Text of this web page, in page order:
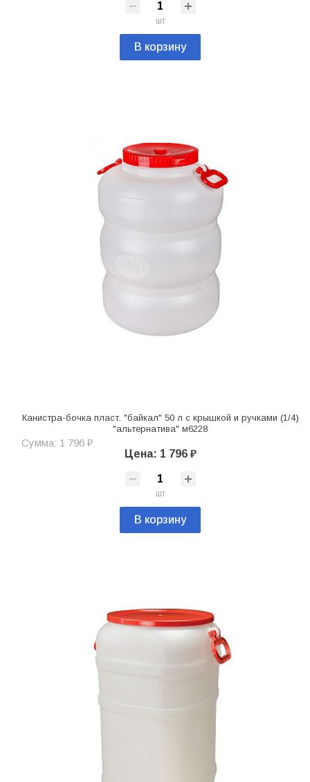
шт
В корзину
Канистра-бочка пласт. "байкал" 50 л с крышкой и ручками (1/4)
"альтернатива" м6228
Сумма: 1 796 ₽
Цена: 1 796 ₽
шт
В корзину